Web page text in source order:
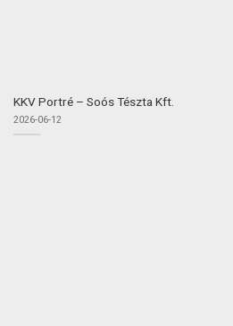
KKV Portré – Soós Tészta Kft.
2026-06-12